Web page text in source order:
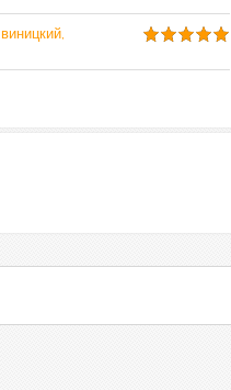
виницкий